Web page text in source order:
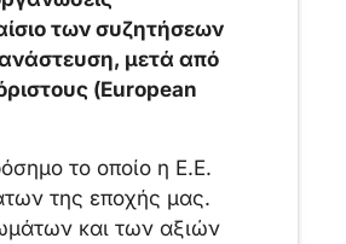
των συζητήσεων
μετά από
(European
το οποίο η Ε.Ε.
της εποχής μας.
και των αξιών